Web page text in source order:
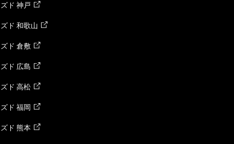
ド 神戸
ド 和歌山
ド 倉敷
ド 広島
ド 高松
ド 福岡
ド 熊本